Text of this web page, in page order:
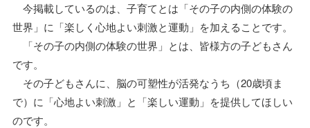
今掲載しているのは、子育てとは「その子の内側の体験の
世界」に「楽しく心地よい刺激と運動」を加えることです。
「その子の内側の体験の世界」とは、皆様方の子どもさん
です。
その子どもさんに、脳の可塑性が活発なうち（20歳頃ま
で）に「心地よい刺激」と「楽しい運動」を提供してほしい
のです。